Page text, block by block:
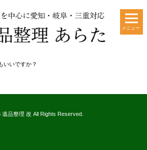
メニュー
いいですか？
品整理 改 All Rights Reserved.